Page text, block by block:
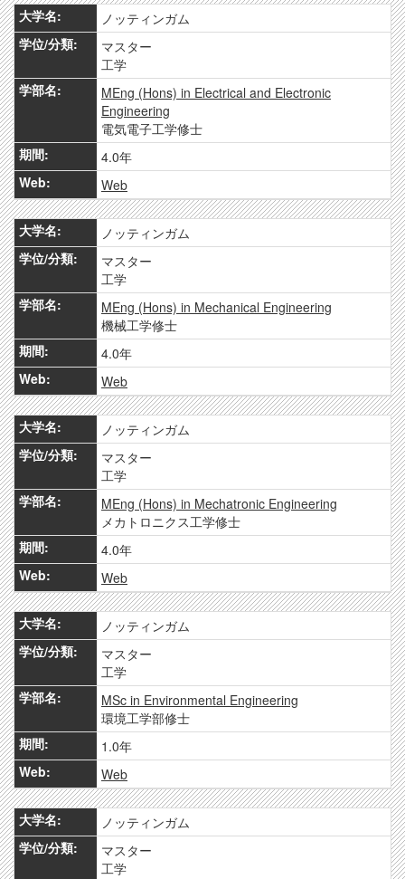
ノッティンガム
マスター
工学
MEng (Hons) in Electrical and Electronic
Engineering
電気電子工学修士
4.0年
Web
ノッティンガム
マスター
工学
MEng (Hons) in Mechanical Engineering
機械工学修士
4.0年
Web
ノッティンガム
マスター
工学
MEng (Hons) in Mechatronic Engineering
メカトロニクス工学修士
4.0年
Web
ノッティンガム
マスター
工学
MSc in Environmental Engineering
環境工学部修士
1.0年
Web
ノッティンガム
マスター
工学